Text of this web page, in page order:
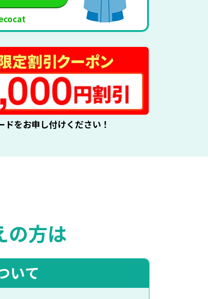
ドをお申し付けください！
の方は
いて